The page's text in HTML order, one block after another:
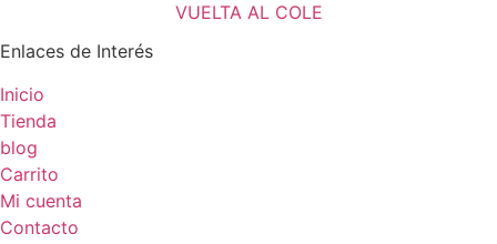
VUELTA AL COLE
Enlaces de Interés
Inicio
Tienda
blog
Carrito
Mi cuenta
Contacto